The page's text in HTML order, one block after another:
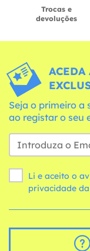
Trocas e
devoluções
ACEDA
Seja o primeiro a
ao registar o seu
Li e aceito o
privacidade